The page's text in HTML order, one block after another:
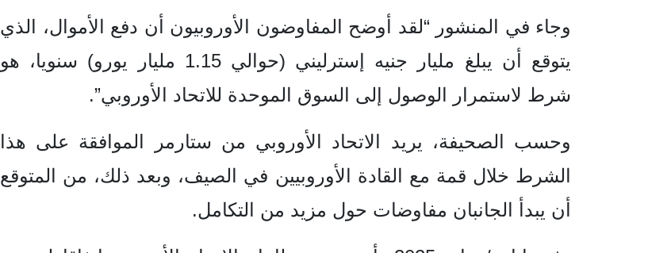
وجاء في المنشور “لقد أوضح المفاوضون الأوروبيون أن دفع الأموال، الذي
يتوقع أن يبلغ مليار جنيه إسترليني (حوالي 1.15 مليار يورو) سنويا، هو
شرط لاستمرار الوصول إلى السوق الموحدة للاتحاد الأوروبي”.
وحسب الصحيفة، يريد الاتحاد الأوروبي من ستارمر الموافقة على هذا
الشرط خلال قمة مع القادة الأوروبيين في الصيف، وبعد ذلك، من المتوقع
أن يبدأ الجانبان مفاوضات حول مزيد من التكامل.